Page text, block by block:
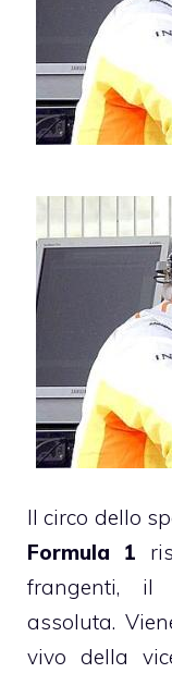
Il circo dello
Formula 1
frangenti, il
assoluta.
vivo della